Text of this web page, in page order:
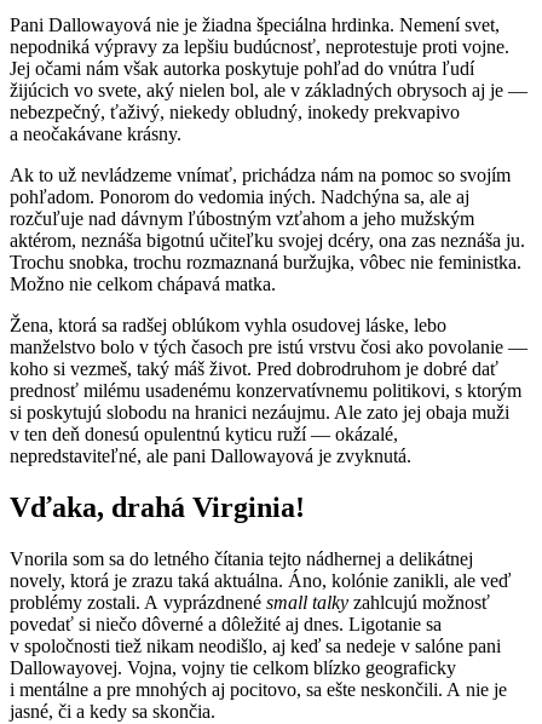
Pani Dallowayová nie je žiadna špeciálna hrdinka. Nemení svet,
nepodniká výpravy za lepšiu budúcnosť, neprotestuje proti vojne.
Jej očami nám však autorka poskytuje pohľad do vnútra ľudí
žijúcich vo svete, aký nielen bol, ale v základných obrysoch aj je —
nebezpečný, ťaživý, niekedy obludný, inokedy prekvapivo
a neočakávane krásny.
Ak to už nevládzeme vnímať, prichádza nám na pomoc so svojím
pohľadom. Ponorom do vedomia iných. Nadchýna sa, ale aj
rozčuľuje nad dávnym ľúbostným vzťahom a jeho mužským
aktérom, neznáša bigotnú učiteľku svojej dcéry, ona zas neznáša ju.
Trochu snobka, trochu rozmaznaná buržujka, vôbec nie feministka.
Možno nie celkom chápavá matka.
Žena, ktorá sa radšej oblúkom vyhla osudovej láske, lebo
manželstvo bolo v tých časoch pre istú vrstvu čosi ako povolanie —
koho si vezmeš, taký máš život. Pred dobrodruhom je dobré dať
prednosť milému usadenému konzervatívnemu politikovi, s ktorým
si poskytujú slobodu na hranici nezáujmu. Ale zato jej obaja muži
v ten deň donesú opulentnú kyticu ruží — okázalé,
nepredstaviteľné, ale pani Dallowayová je zvyknutá.
Vďaka, drahá Virginia!
Vnorila som sa do letného čítania tejto nádhernej a delikátnej
novely, ktorá je zrazu taká aktuálna. Áno, kolónie zanikli, ale veď
problémy zostali. A vyprázdnené small talky zahlcujú možnosť
povedať si niečo dôverné a dôležité aj dnes. Ligotanie sa
v spoločnosti tiež nikam neodišlo, aj keď sa nedeje v salóne pani
Dallowayovej. Vojna, vojny tie celkom blízko geograficky
i mentálne a pre mnohých aj pocitovo, sa ešte neskončili. A nie je
jasné, či a kedy sa skončia.